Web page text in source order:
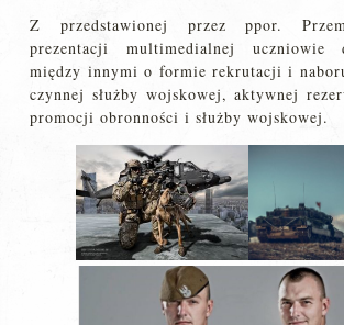
Z przedstawionej przez ppor.
prezentacji multimedialnej uczniowie
między innymi o formie rekrutacji i
czynnej służby wojskowej, aktywnej
promocji obronności i służby wojskowej.